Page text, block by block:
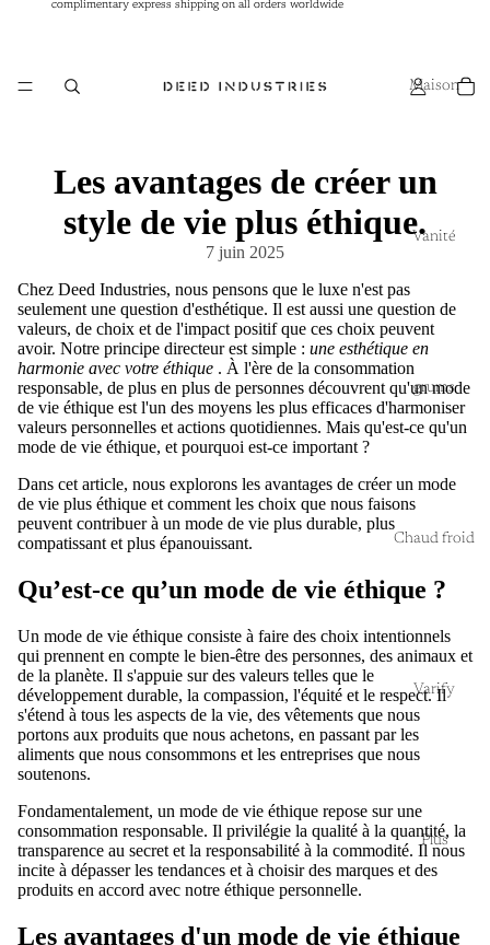
complimentary express shipping on all orders worldwide
complimentary express shipping on all orders worldwide
Maison
Vanité
grums
Chaud froid
Varify
Plus
Les avantages de créer un
style de vie plus éthique.
7 juin 2025
Chez Deed Industries, nous pensons que le luxe n'est pas
seulement une question d'esthétique. Il est aussi une question de
valeurs, de choix et de l'impact positif que ces choix peuvent
avoir. Notre principe directeur est simple : une esthétique en
harmonie avec votre éthique . À l'ère de la consommation
responsable, de plus en plus de personnes découvrent qu'un mode
de vie éthique est l'un des moyens les plus efficaces d'harmoniser
valeurs personnelles et actions quotidiennes. Mais qu'est-ce qu'un
mode de vie éthique, et pourquoi est-ce important ?
Dans cet article, nous explorons les avantages de créer un mode
de vie plus éthique et comment les choix que nous faisons
peuvent contribuer à un mode de vie plus durable, plus
compatissant et plus épanouissant.
Qu’est-ce qu’un mode de vie éthique ?
Un mode de vie éthique consiste à faire des choix intentionnels
qui prennent en compte le bien-être des personnes, des animaux et
de la planète. Il s'appuie sur des valeurs telles que le
développement durable, la compassion, l'équité et le respect. Il
s'étend à tous les aspects de la vie, des vêtements que nous
portons aux produits que nous achetons, en passant par les
aliments que nous consommons et les entreprises que nous
soutenons.
Fondamentalement, un mode de vie éthique repose sur une
consommation responsable. Il privilégie la qualité à la quantité, la
transparence au secret et la responsabilité à la commodité. Il nous
incite à dépasser les tendances et à choisir des marques et des
produits en accord avec notre éthique personnelle.
Les avantages d'un mode de vie éthique